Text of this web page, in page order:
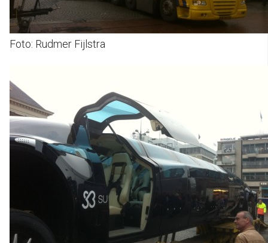
Foto: Rudmer Fijlstra